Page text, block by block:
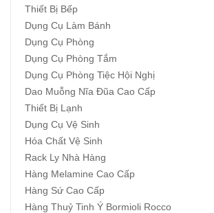
Thiết Bị Bếp
Dụng Cụ Làm Bánh
Dụng Cụ Phòng
Dụng Cụ Phòng Tắm
Dụng Cụ Phòng Tiệc Hội Nghị
Dao Muỗng Nĩa Đũa Cao Cấp
Thiết Bị Lạnh
Dụng Cụ Vệ Sinh
Hóa Chất Vệ Sinh
Rack Ly Nhà Hàng
Hàng Melamine Cao Cấp
Hàng Sứ Cao Cấp
Hàng Thuỷ Tinh Ý Bormioli Rocco